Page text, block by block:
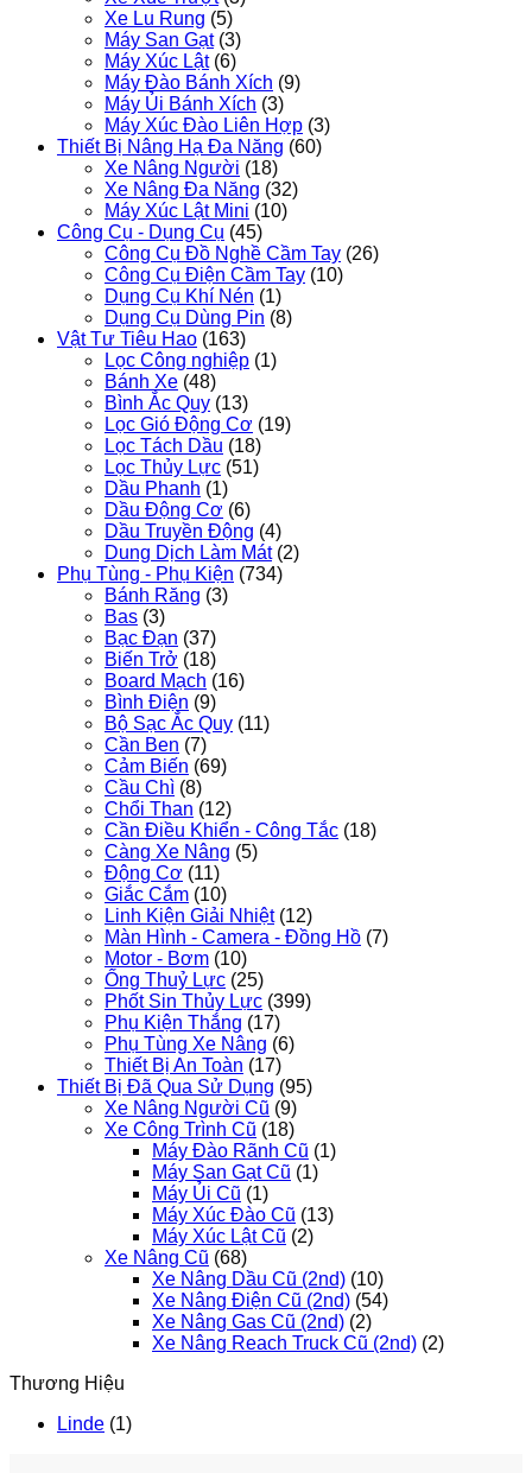
Xe Lu Rung (5)
Máy San Gạt (3)
Máy Xúc Lật (6)
Máy Đào Bánh Xích (9)
Máy Ủi Bánh Xích (3)
Máy Xúc Đào Liên Hợp (3)
Thiết Bị Nâng Hạ Đa Năng (60)
Xe Nâng Người (18)
Xe Nâng Đa Năng (32)
Máy Xúc Lật Mini (10)
Công Cụ - Dụng Cụ (45)
Công Cụ Đồ Nghề Cầm Tay (26)
Công Cụ Điện Cầm Tay (10)
Dụng Cụ Khí Nén (1)
Dụng Cụ Dùng Pin (8)
Vật Tư Tiêu Hao (163)
Lọc Công nghiệp (1)
Bánh Xe (48)
Bình Ắc Quy (13)
Lọc Gió Động Cơ (19)
Lọc Tách Dầu (18)
Lọc Thủy Lực (51)
Dầu Phanh (1)
Dầu Động Cơ (6)
Dầu Truyền Động (4)
Dung Dịch Làm Mát (2)
Phụ Tùng - Phụ Kiện (734)
Bánh Răng (3)
Bas (3)
Bạc Đạn (37)
Biến Trở (18)
Board Mạch (16)
Bình Điện (9)
Bộ Sạc Ắc Quy (11)
Cần Ben (7)
Cảm Biến (69)
Cầu Chì (8)
Chổi Than (12)
Cần Điều Khiển - Công Tắc (18)
Càng Xe Nâng (5)
Động Cơ (11)
Giắc Cắm (10)
Linh Kiện Giải Nhiệt (12)
Màn Hình - Camera - Đồng Hồ (7)
Motor - Bơm (10)
Ống Thuỷ Lực (25)
Phốt Sin Thủy Lực (399)
Phụ Kiện Thắng (17)
Phụ Tùng Xe Nâng (6)
Thiết Bị An Toàn (17)
Thiết Bị Đã Qua Sử Dụng (95)
Xe Nâng Người Cũ (9)
Xe Công Trình Cũ (18)
Máy Đào Rãnh Cũ (1)
Máy San Gạt Cũ (1)
Máy Ủi Cũ (1)
Máy Xúc Đào Cũ (13)
Máy Xúc Lật Cũ (2)
Xe Nâng Cũ (68)
Xe Nâng Dầu Cũ (2nd) (10)
Xe Nâng Điện Cũ (2nd) (54)
Xe Nâng Gas Cũ (2nd) (2)
Xe Nâng Reach Truck Cũ (2nd) (2)
Thương Hiệu
Linde (1)